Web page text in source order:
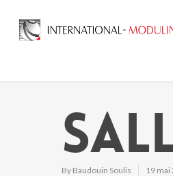
By Baudouin Soulis 19 mai